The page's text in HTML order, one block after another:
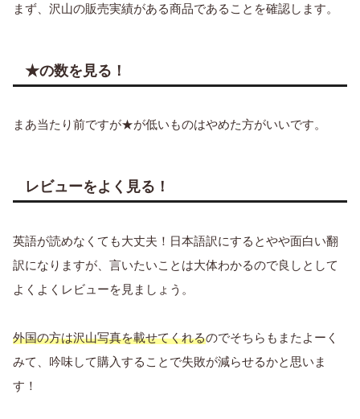
まず、沢山の販売実績がある商品であることを確認します。
★の数を見る！
まあ当たり前ですが★が低いものはやめた方がいいです。
レビューをよく見る！
英語が読めなくても大丈夫！日本語訳にするとやや面白い翻
訳になりますが、言いたいことは大体わかるので良しとして
よくよくレビューを見ましょう。
外国の方は沢山写真を載せてくれるのでそちらもまたよーく
みて、吟味して購入することで失敗が減らせるかと思いま
す！